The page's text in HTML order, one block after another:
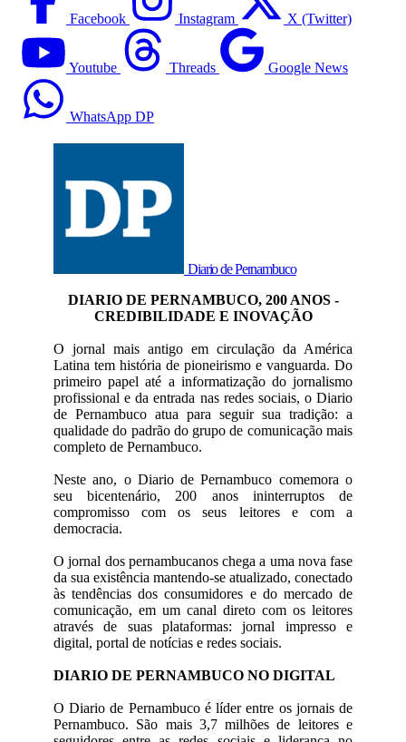
Facebook Instagram X (Twitter)
Youtube Threads Google News
WhatsApp DP
Diario de Pernambuco
DIARIO DE PERNAMBUCO, 200 ANOS -
CREDIBILIDADE E INOVAÇÃO
O jornal mais antigo em circulação da América
Latina tem história de pioneirismo e vanguarda. Do
primeiro papel até a informatização do jornalismo
profissional e da entrada nas redes sociais, o Diario
de Pernambuco atua para seguir sua tradição: a
qualidade do padrão do grupo de comunicação mais
completo de Pernambuco.
Neste ano, o Diario de Pernambuco comemora o
seu bicentenário, 200 anos ininterruptos de
compromisso com os seus leitores e com a
democracia.
O jornal dos pernambucanos chega a uma nova fase
da sua existência mantendo-se atualizado, conectado
às tendências dos consumidores e do mercado de
comunicação, em um canal direto com os leitores
através de suas plataformas: jornal impresso e
digital, portal de notícias e redes sociais.
DIARIO DE PERNAMBUCO NO DIGITAL
O Diario de Pernambuco é líder entre os jornais de
Pernambuco. São mais 3,7 milhões de leitores e